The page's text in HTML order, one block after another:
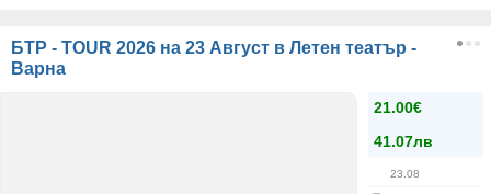
БТР - TOUR 2026 на 23 Август в Летен театър -
Варна
21.00€
41.07лв
23.08